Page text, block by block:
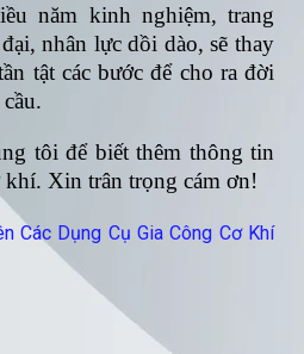
năm kinh nghiệm, trang
nhân lực dồi dào, sẽ thay
tật các bước để cho ra đời
tôi để biết thêm thông tin
khí. Xin trân trọng cám ơn!
Các Dụng Cụ Gia Công Cơ Khí